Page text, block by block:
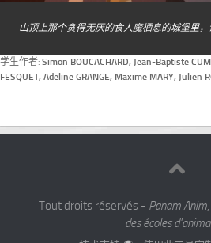
山顶上那个贪得无厌的食人魔栖息的城堡里，
学生作者: Simon BOUCACHARD, Jean-Baptiste
FESQUET, Adeline GRANGE, Maxime MARY, Julien
Tout droits réservés - Panam
des écoles